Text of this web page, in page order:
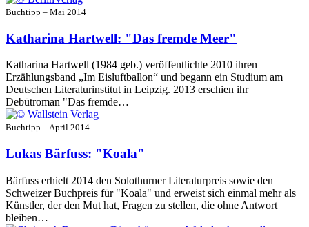
Buchtipp – Mai 2014
Katharina Hartwell: "Das fremde Meer"
Katharina Hartwell (1984 geb.) veröffentlichte 2010 ihren
Erzählungsband „Im Eisluftballon“ und begann ein Studium am
Deutschen Literaturinstitut in Leipzig. 2013 erschien ihr
Debütroman "Das fremde…
Buchtipp – April 2014
Lukas Bärfuss: "Koala"
Bärfuss erhielt 2014 den Solothurner Literaturpreis sowie den
Schweizer Buchpreis für "Koala" und erweist sich einmal mehr als
Künstler, der den Mut hat, Fragen zu stellen, die ohne Antwort
bleiben…